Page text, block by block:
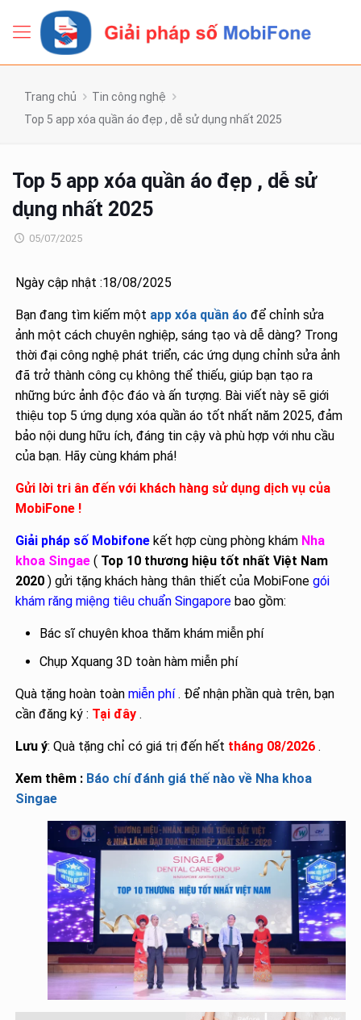
Trang chủ
Tin công nghệ
Top 5 app xóa quần áo đẹp , dễ sử dụng nhất 2025
Top 5 app xóa quần áo đẹp , dễ sử
dụng nhất 2025
05/07/2025
Ngày cập nhật :18/08/2025
Bạn đang tìm kiếm một app xóa quần áo để chỉnh sửa
ảnh một cách chuyên nghiệp, sáng tạo và dễ dàng? Trong
thời đại công nghệ phát triển, các ứng dụng chỉnh sửa ảnh
đã trở thành công cụ không thể thiếu, giúp bạn tạo ra
những bức ảnh độc đáo và ấn tượng. Bài viết này sẽ giới
thiệu top 5 ứng dụng xóa quần áo tốt nhất năm 2025, đảm
bảo nội dung hữu ích, đáng tin cậy và phù hợp với nhu cầu
của bạn. Hãy cùng khám phá!
Gửi lời tri ân đến với khách hàng sử dụng dịch vụ của
MobiFone !
Giải pháp số Mobifone kết hợp cùng phòng khám Nha
khoa Singae ( Top 10 thương hiệu tốt nhất Việt Nam
2020 ) gửi tặng khách hàng thân thiết của MobiFonegói
khám răng miệng tiêu chuẩn Singapore bao gồm:
Bác sĩ chuyên khoa thăm khám miễn phí
Chụp Xquang 3D toàn hàm miễn phí
Quà tặng hoàn toànmiễn phí. Để nhận phần quà trên, bạn
cần đăng ký : Tại đây .
Lưu ý: Quà tặng chỉ có giá trị đến hết tháng 08/2026.
Xem thêm : Báo chí đánh giá thế nào về Nha khoa
Singae